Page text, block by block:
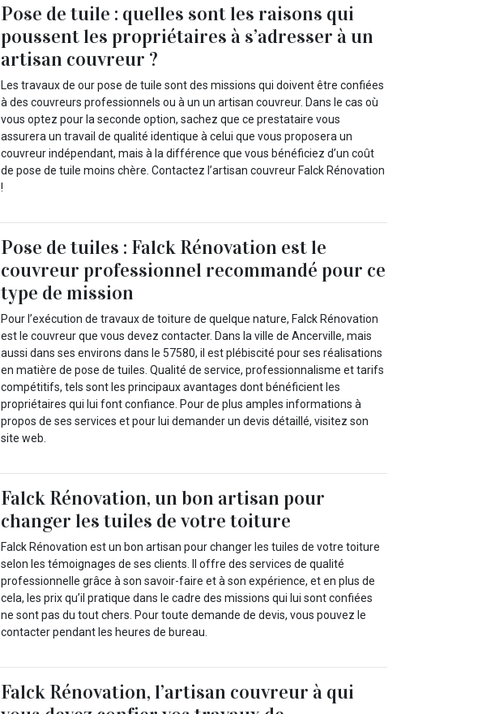
Pose de tuile : quelles sont les raisons qui
poussent les propriétaires à s’adresser à un
artisan couvreur ?
Les travaux de our pose de tuile sont des missions qui doivent être confiées
à des couvreurs professionnels ou à un un artisan couvreur. Dans le cas où
vous optez pour la seconde option, sachez que ce prestataire vous
assurera un travail de qualité identique à celui que vous proposera un
couvreur indépendant, mais à la différence que vous bénéficiez d’un coût
de pose de tuile moins chère. Contactez l’artisan couvreur Falck Rénovation
!
Pose de tuiles : Falck Rénovation est le
couvreur professionnel recommandé pour ce
type de mission
Pour l’exécution de travaux de toiture de quelque nature, Falck Rénovation
est le couvreur que vous devez contacter. Dans la ville de Ancerville, mais
aussi dans ses environs dans le 57580, il est plébiscité pour ses réalisations
en matière de pose de tuiles. Qualité de service, professionnalisme et tarifs
compétitifs, tels sont les principaux avantages dont bénéficient les
propriétaires qui lui font confiance. Pour de plus amples informations à
propos de ses services et pour lui demander un devis détaillé, visitez son
site web.
Falck Rénovation, un bon artisan pour
changer les tuiles de votre toiture
Falck Rénovation est un bon artisan pour changer les tuiles de votre toiture
selon les témoignages de ses clients. Il offre des services de qualité
professionnelle grâce à son savoir-faire et à son expérience, et en plus de
cela, les prix qu’il pratique dans le cadre des missions qui lui sont confiées
ne sont pas du tout chers. Pour toute demande de devis, vous pouvez le
contacter pendant les heures de bureau.
Falck Rénovation, l’artisan couvreur à qui